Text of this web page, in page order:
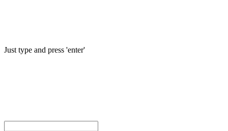
Just type and press 'enter'